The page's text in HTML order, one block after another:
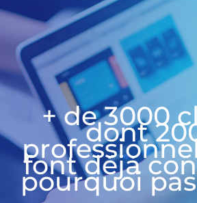
+ de 3000
dont
font déjà
pourquoi